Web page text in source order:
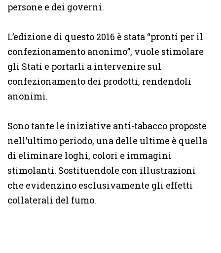
persone e dei governi.
L’edizione di questo 2016 è stata “pronti per il
confezionamento anonimo”, vuole stimolare
gli Stati e portarli a intervenire sul
confezionamento dei prodotti, rendendoli
anonimi.
Sono tante le iniziative anti-tabacco proposte
nell’ultimo periodo, una delle ultime è quella
di eliminare loghi, colori e immagini
stimolanti. Sostituendole con illustrazioni
che evidenzino esclusivamente gli effetti
collaterali del fumo.